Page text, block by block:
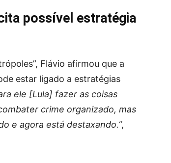
possível estratégia
Flávio afirmou que a
estar ligado a estratégias
ele [Lula] fazer as coisas
crime organizado, mas
e agora está destaxando.“,